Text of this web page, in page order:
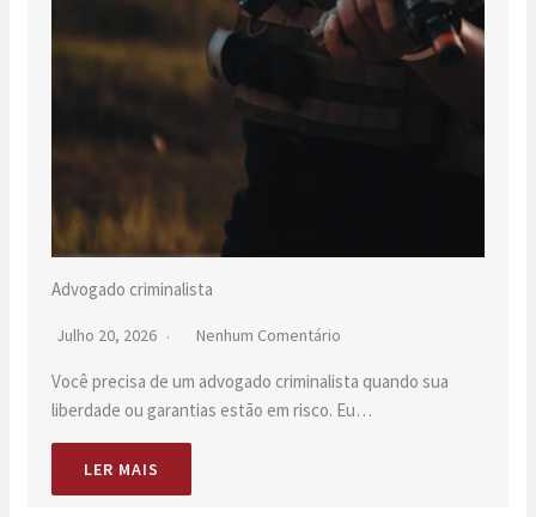
Advogado criminalista
Julho 20, 2026 Nenhum Comentário
Você precisa de um advogado criminalista quando sua
liberdade ou garantias estão em risco. Eu…
LER MAIS